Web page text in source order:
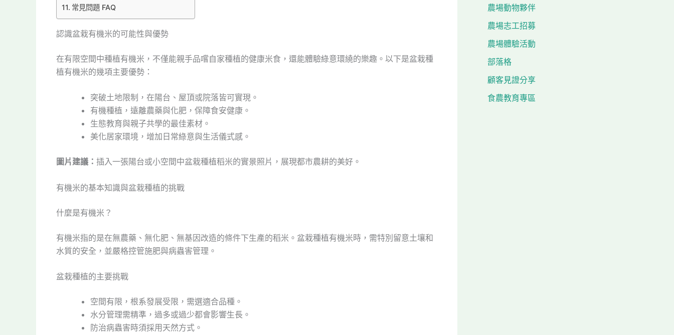
常見問題 FAQ
認識盆栽有機米的可能性與優勢
在有限空間中種植有機米，不僅能親手品嚐自家種植的健康米食，還能體驗綠意環繞的樂趣。以下是盆栽種
植有機米的幾項主要優勢：
突破土地限制，在陽台、屋頂或院落皆可實現。
有機種植，遠離農藥與化肥，保障食安健康。
生態教育與親子共學的最佳素材。
美化居家環境，增加日常綠意與生活儀式感。
圖片建議： 插入一張陽台或小空間中盆栽種植稻米的實景照片，展現都市農耕的美好。
有機米的基本知識與盆栽種植的挑戰
什麼是有機米？
有機米指的是在無農藥、無化肥、無基因改造的條件下生產的稻米。盆栽種植有機米時，需特別留意土壤和
水質的安全，並嚴格控管施肥與病蟲害管理。
盆栽種植的主要挑戰
空間有限，根系發展受限，需選適合品種。
水分管理需精準，過多或過少都會影響生長。
防治病蟲害時須採用天然方式。
農場動物夥伴
農場志工招募
農場體驗活動
部落格
顧客見證分享
食農教育專區